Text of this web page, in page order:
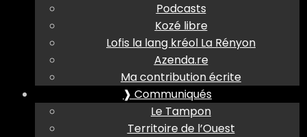
Podcasts
Kozé libre
Lofis la lang kréol La Rényon
Azenda.re
Ma contribution écrite
❱ Communiqués
Le Tampon
Territoire de l’Ouest